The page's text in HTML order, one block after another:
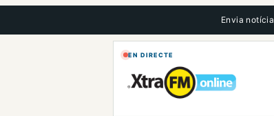
Envia notícia
EN DIRECTE